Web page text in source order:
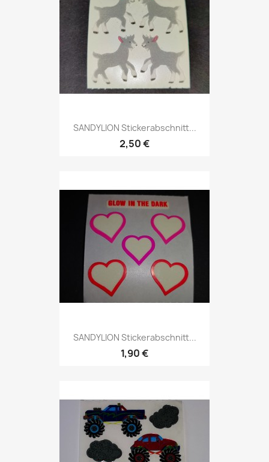
SANDYLION Stickerabschnitt...
2,50 €
SANDYLION Stickerabschnitt...
1,90 €